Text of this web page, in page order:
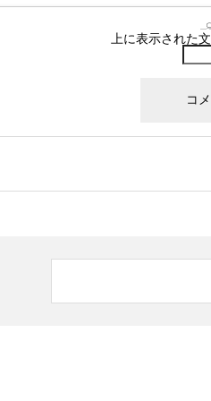
上に表示された